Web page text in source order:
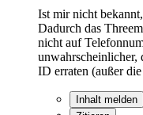
Ist mir nicht
Dadurch das
nicht auf
unwahrscheinlicher,
ID erraten (außer
Inhalt melden